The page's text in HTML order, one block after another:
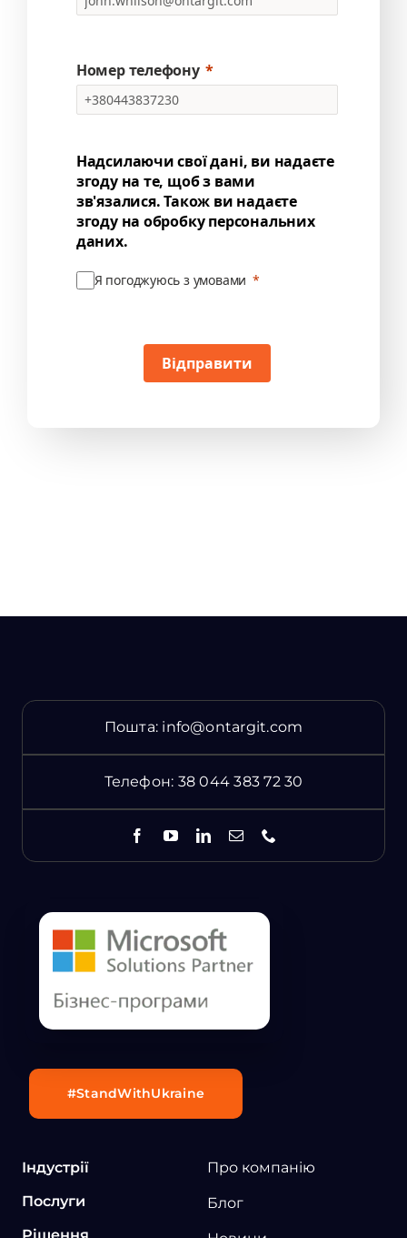
Номер телефону
Надсилаючи свої дані, ви надаєте
згоду на те, щоб з вами
зв'язалися. Також ви надаєте
згоду на обробку персональних
даних.
Я погоджуюсь з умовами
Відправити
Пошта: info@ontargit.com
Телефон: 38 044 383 72 30
Індустрії
Послуги
Про компанію
Блог
#StandWithUkraine